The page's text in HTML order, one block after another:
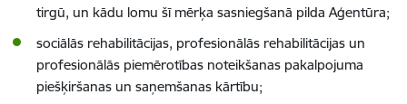
tirgū, un kādu lomu šī mērķa sasniegšanā pilda Aģentūra;
sociālās rehabilitācijas, profesionālās rehabilitācijas un
profesionālās piemērotības noteikšanas pakalpojuma
piešķiršanas un saņemšanas kārtību;